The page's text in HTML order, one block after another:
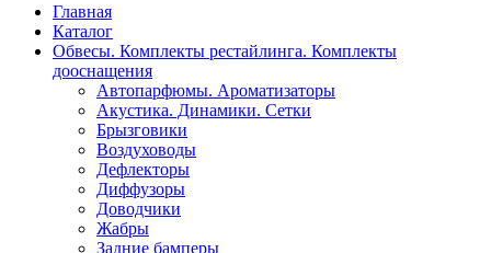
Главная
Каталог
Обвесы. Комплекты рестайлинга. Комплекты
дооснащения
Автопарфюмы. Ароматизаторы
Акустика. Динамики. Сетки
Брызговики
Воздуховоды
Дефлекторы
Диффузоры
Доводчики
Жабры
Задние бамперы